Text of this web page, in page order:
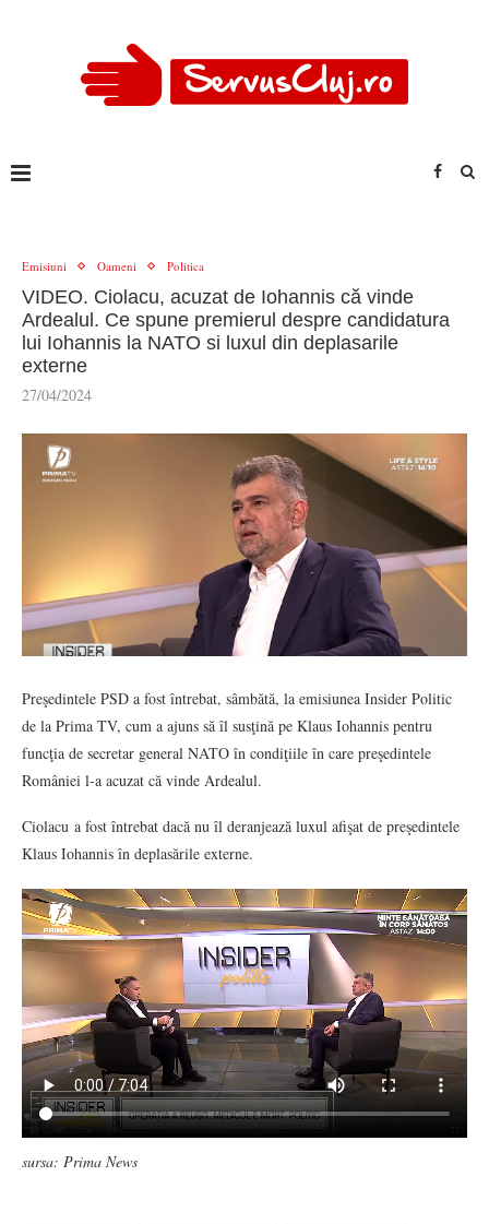
Emisiuni Oameni Politica
VIDEO. Ciolacu, acuzat de Iohannis că vinde
Ardealul. Ce spune premierul despre candidatura
lui Iohannis la NATO si luxul din deplasarile
externe
27/04/2024
Preşedintele PSD a fost întrebat, sâmbătă, la emisiunea Insider Politic
de la Prima TV, cum a ajuns să îl susţină pe Klaus Iohannis pentru
funcţia de secretar general NATO în condiţiile în care preşedintele
României l-a acuzat că vinde Ardealul.
Ciolacu a fost întrebat dacă nu îl deranjează luxul afişat de preşedintele
Klaus Iohannis în deplasările externe.
sursa: Prima News